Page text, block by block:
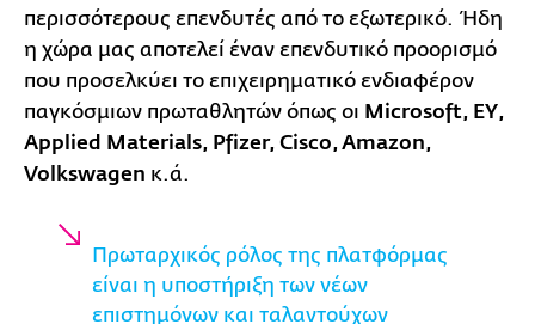
περισσότερους επενδυτές από το εξωτερικό. Ήδη
η χώρα μας αποτελεί έναν επενδυτικό προορισμό
που προσελκύει το επιχειρηματικό ενδιαφέρον
παγκόσμιων πρωταθλητών όπως οι Microsoft, EY,
Applied Materials, Pfizer, Cisco, Amazon,
Volkswagen κ.ά.
Πρωταρχικός ρόλος της πλατφόρμας
είναι η υποστήριξη των νέων
επιστημόνων και ταλαντούχων